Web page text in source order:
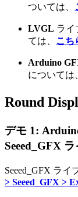
ついては、
LVGL ライ
ては、 こち
Arduino
については
Round
デモ 1:
Seeed_GFX
Seeed_GFX ライ
> Seeed_GFX >